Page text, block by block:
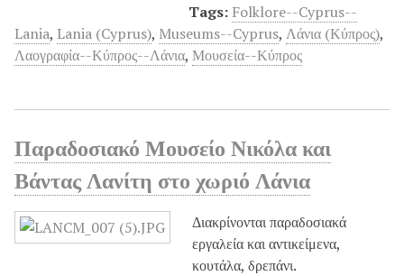
Tags: Folklore--Cyprus--
Lania, Lania (Cyprus), Museums--Cyprus, Λάνια (Κύπρος),
Λαογραφία--Κύπρος--Λάνια, Μουσεία--Κύπρος
Παραδοσιακό Μουσείο Νικόλα και
Βάντας Λανίτη στο χωριό Λάνια
Διακρίνονται παραδοσιακά
εργαλεία και αντικείμενα,
κουτάλα, δρεπάνι.